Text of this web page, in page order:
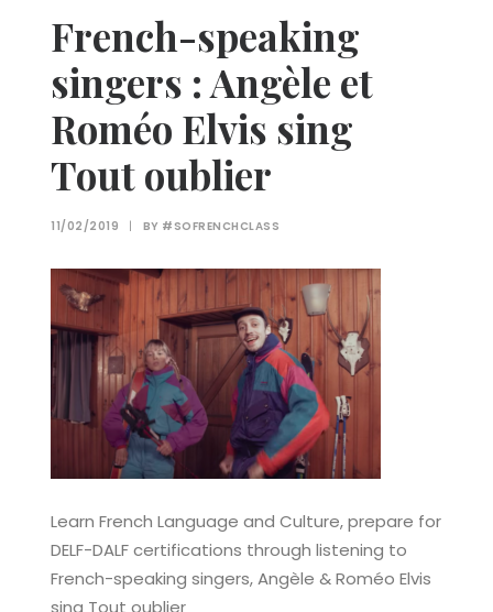
French-speaking
singers : Angèle et
Roméo Elvis sing
Tout oublier
11/02/2019 | BY #SOFRENCHCLASS
Learn French Language and Culture, prepare for
DELF-DALF certifications through listening to
French-speaking singers, Angèle & Roméo Elvis
sing Tout oublier